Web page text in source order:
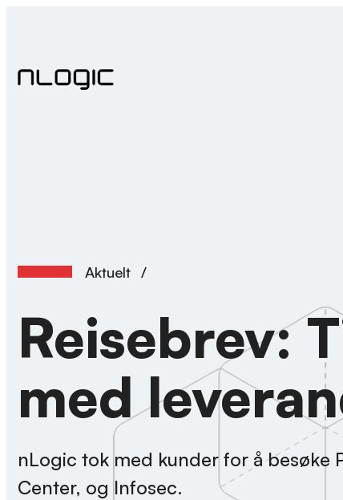
Aktuelt /
Reisebrev:
med
nLogic tok med kunder for å besøke
Center, og Infosec.